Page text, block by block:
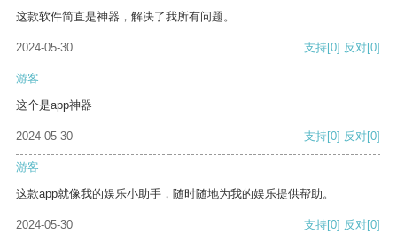
这款软件简直是神器，解决了我所有问题。
2024-05-30 支持[0] 反对[0]
游客
这个是app神器
2024-05-30 支持[0] 反对[0]
游客
这款app就像我的娱乐小助手，随时随地为我的娱乐提供帮助。
2024-05-30 支持[0] 反对[0]